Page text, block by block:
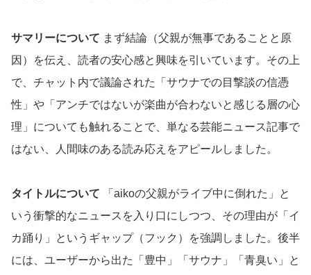
サマリーについて まず結論（父親が無事であることと原
因）を伝え、読者の安心感と興味を引いています。その上
で、チャット内で議論された「サウナでの目撃談の信憑
性」や「アンチではないが楽曲が合わないと感じる層の心
理」についても触れることで、単なる芸能ニュース記事で
はない、人間味のある読み応えをアピールしました。
タイトルについて 「aikoの父親がライブ中に倒れた」と
いう衝撃的なニュースを入り口にしつつ、その理由が「イ
カ踊り」というギャップ（フック）を強調しました。後半
には、ユーザーから出た「豊中」「サウナ」「青臭い」と